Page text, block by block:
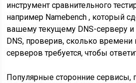
инструмент сравнительного
например Namebench , который
вашему текущему DNS-серверу
DNS, проверив, сколько
серверов требуется, чтобы
Популярные сторонние